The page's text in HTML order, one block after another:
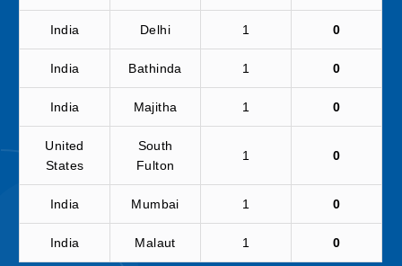
India Delhi 1 0
India Bathinda 1 0
India Majitha 1 0
United
States
South
Fulton
1 0
India Mumbai 1 0
India Malaut 1 0